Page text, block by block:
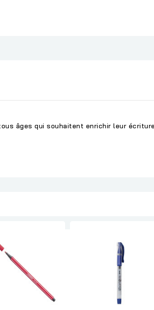
âges qui souhaitent enrichir leur